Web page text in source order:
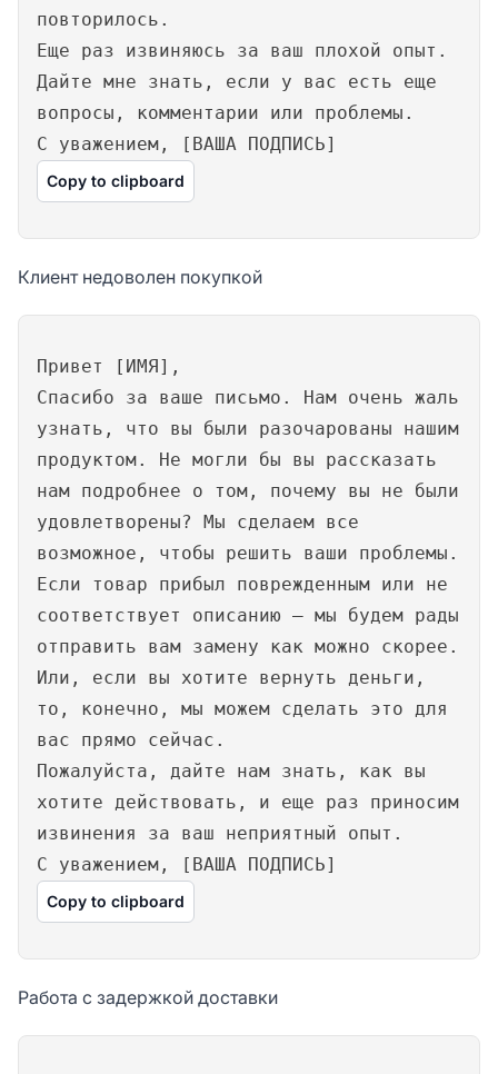
повторилось.
Еще раз извиняюсь за ваш плохой опыт.
Дайте мне знать, если у вас есть еще
вопросы, комментарии или проблемы.
С уважением, [ВАША ПОДПИСЬ]
Copy to clipboard
Клиент недоволен покупкой
Привет [ИМЯ],
Спасибо за ваше письмо. Нам очень жаль
узнать, что вы были разочарованы нашим
продуктом. Не могли бы вы рассказать
нам подробнее о том, почему вы не были
удовлетворены? Мы сделаем все
возможное, чтобы решить ваши проблемы.
Если товар прибыл поврежденным или не
соответствует описанию – мы будем рады
отправить вам замену как можно скорее.
Или, если вы хотите вернуть деньги,
то, конечно, мы можем сделать это для
вас прямо сейчас.
Пожалуйста, дайте нам знать, как вы
хотите действовать, и еще раз приносим
извинения за ваш неприятный опыт.
С уважением, [ВАША ПОДПИСЬ]
Copy to clipboard
Работа с задержкой доставки